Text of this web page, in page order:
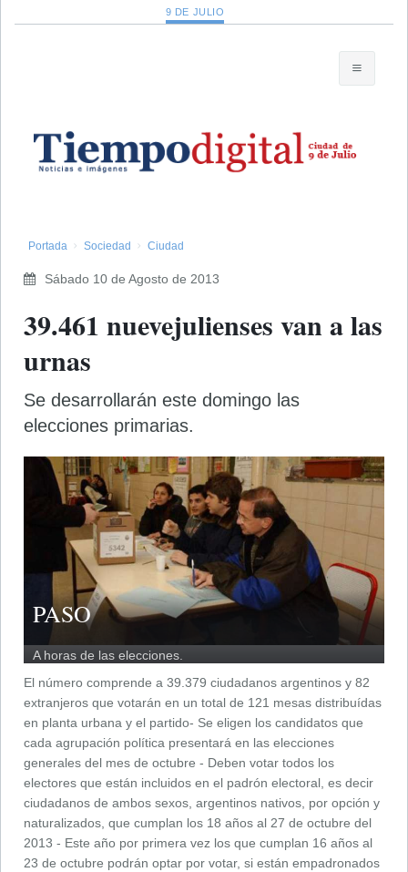
9 DE JULIO
Portada Sociedad Ciudad
Sábado 10 de Agosto de 2013
39.461 nuevejulienses van a las
urnas
Se desarrollarán este domingo las
elecciones primarias.
PASO
A horas de las elecciones.
El número comprende a 39.379 ciudadanos argentinos y 82
extranjeros que votarán en un total de 121 mesas distribuídas
en planta urbana y el partido- Se eligen los candidatos que
cada agrupación política presentará en las elecciones
generales del mes de octubre - Deben votar todos los
electores que están incluidos en el padrón electoral, es decir
ciudadanos de ambos sexos, argentinos nativos, por opción y
naturalizados, que cumplan los 18 años al 27 de octubre del
2013 - Este año por primera vez los que cumplan 16 años al
23 de octubre podrán optar por votar, si están empadronados